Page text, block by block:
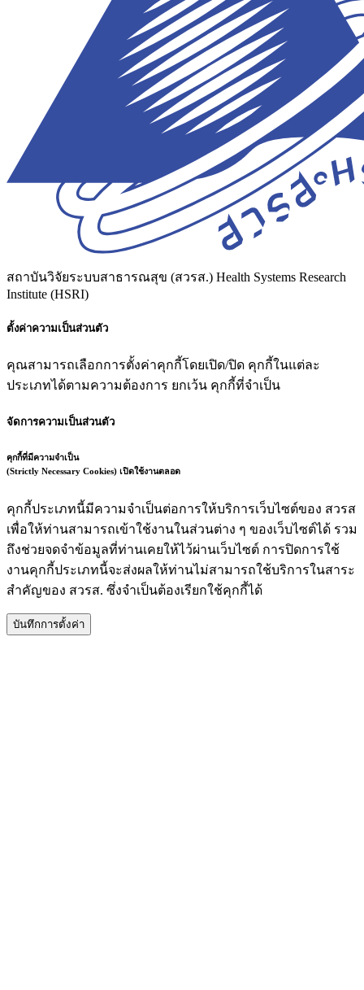
สถาบันวิจัยระบบสาธารณสุข (สวรส.) Health Systems Research
Institute (HSRI)
ตั้งค่าความเป็นส่วนตัว
คุณสามารถเลือกการตั้งค่าคุกกี้โดยเปิด/ปิด คุกกี้ในแต่ละ
ประเภทได้ตามความต้องการ ยกเว้น คุกกี้ที่จำเป็น
จัดการความเป็นส่วนตัว
คุกกี้ที่มีความจำเป็น
(Strictly Necessary Cookies) เปิดใช้งานตลอด
คุกกี้ประเภทนี้มีความจำเป็นต่อการให้บริการเว็บไซต์ของ สวรส
เพื่อให้ท่านสามารถเข้าใช้งานในส่วนต่าง ๆ ของเว็บไซต์ได้ รวม
ถึงช่วยจดจำข้อมูลที่ท่านเคยให้ไว้ผ่านเว็บไซต์ การปิดการใช้
งานคุกกี้ประเภทนี้จะส่งผลให้ท่านไม่สามารถใช้บริการในสาระ
สำคัญของ สวรส. ซึ่งจำเป็นต้องเรียกใช้คุกกี้ได้
บันทึกการตั้งค่า